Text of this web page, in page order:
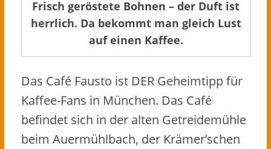
Frisch geröstete Bohnen – der Duft ist
herrlich. Da bekommt man gleich Lust
auf einen Kaffee.
Das Café Fausto ist DER Geheimtipp für
Kaffee-Fans in München. Das Café
befindet sich in der alten Getreidemühle
beim Auermühlbach, der Krämer’schen